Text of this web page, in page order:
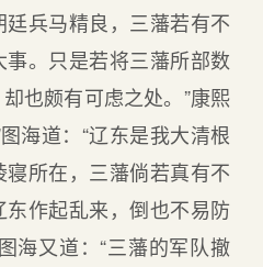
兵马精良，三藩若有不
。只是若将三藩所部数
也颇有可虑之处。”康熙
海道：“辽东是我大清根
所在，三藩倘若真有不
作起乱来，倒也不易防
海又道：“三藩的军队撤